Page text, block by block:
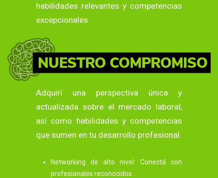
habilidades relevantes y competencias
excepcionales.
Adquirí una perspectiva única y
actualizada sobre el mercado laboral,
así como habilidades y competencias
que sumen en tu desarrollo profesional.
Networking de alto nivel: Conectá con
profesionales reconocidos.